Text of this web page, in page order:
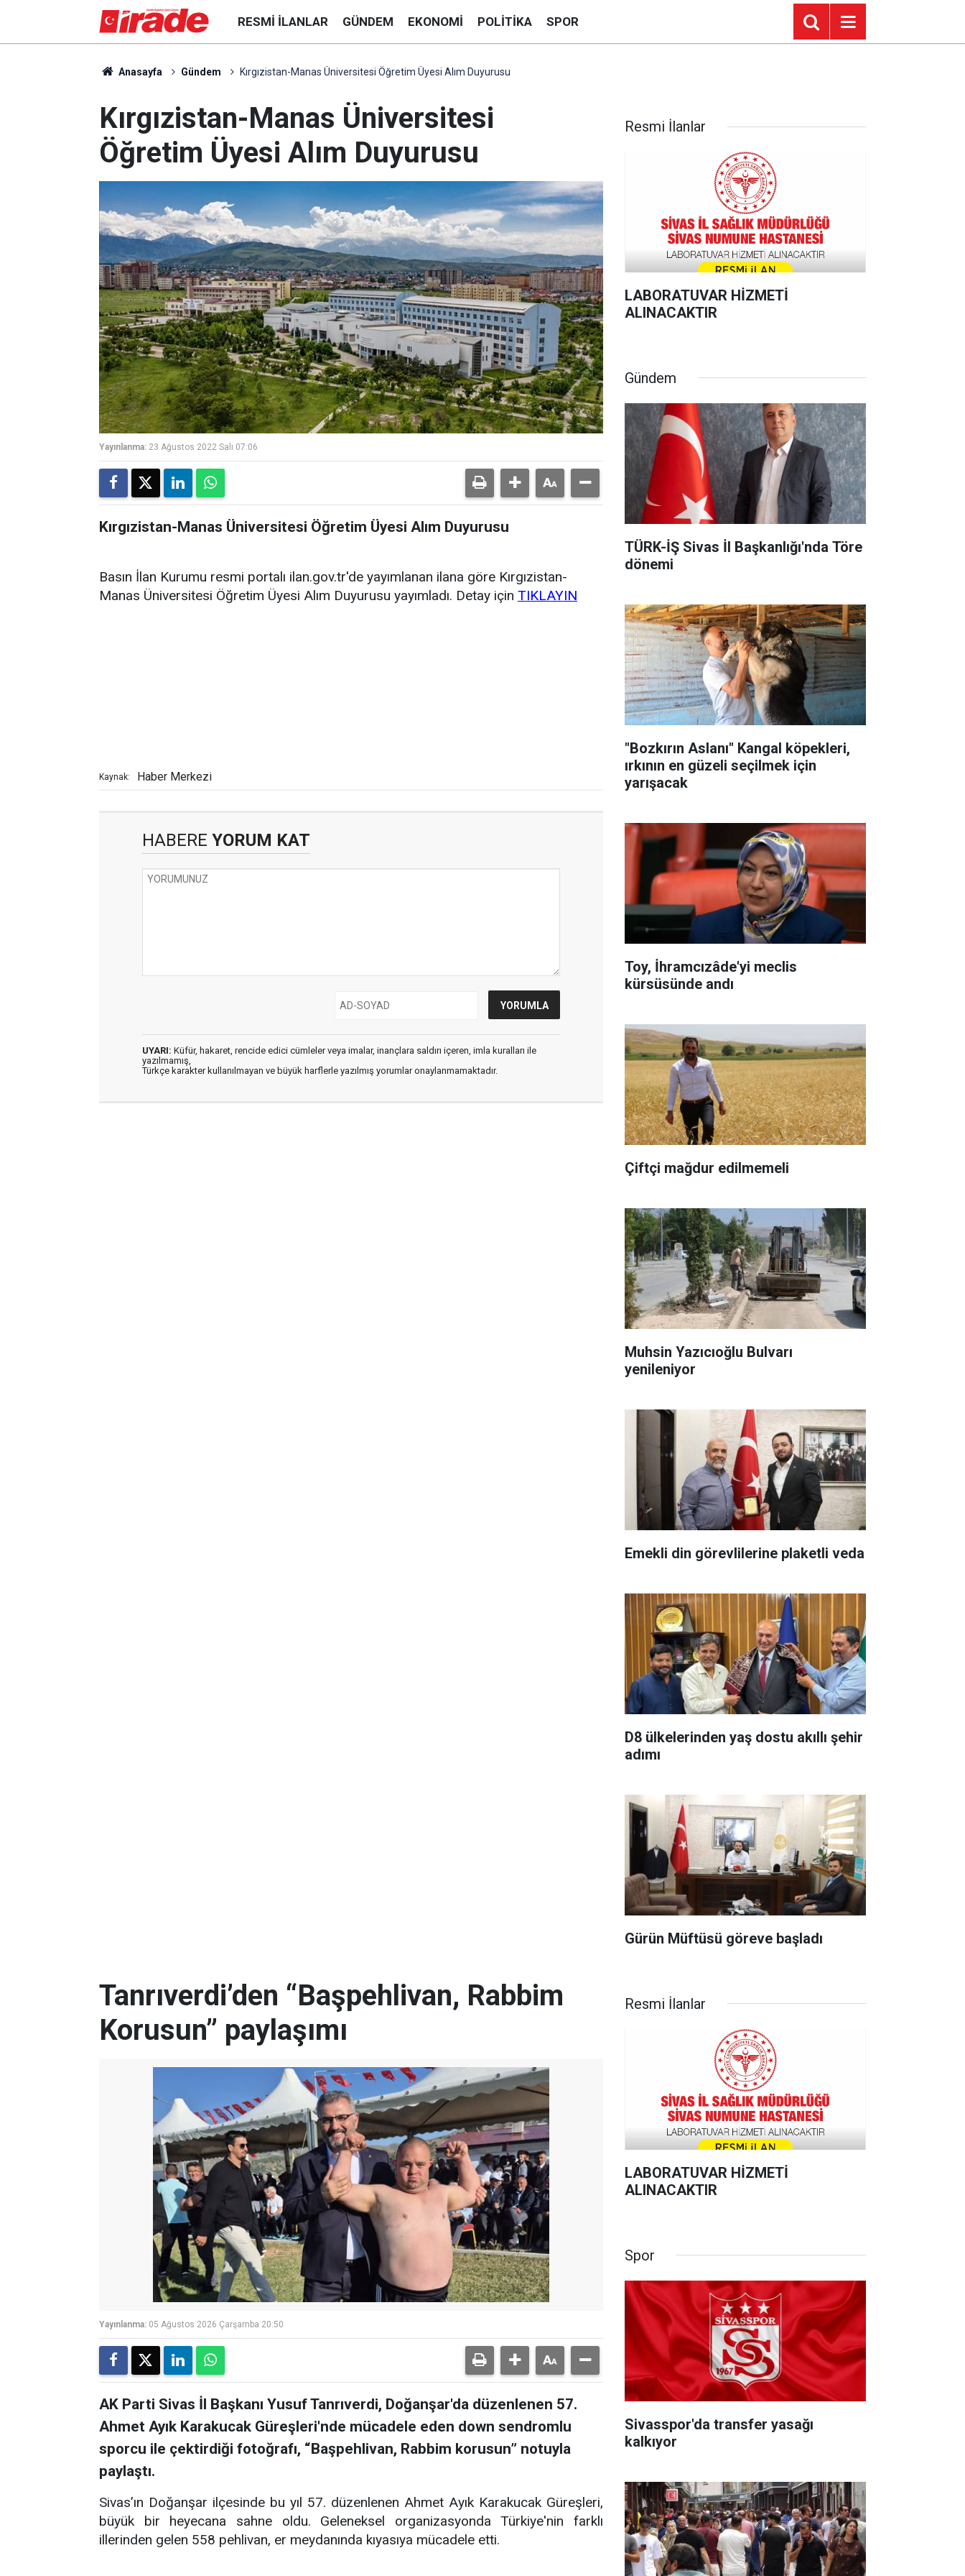
RESMI İLANLAR GÜNDEM EKONOMI POLITIKA SPOR
Anasayfa Gündem Kırgızistan-Manas Üniversitesi Öğretim Üyesi Alım Duyurusu
Kırgızistan-Manas Üniversitesi
Öğretim Üyesi Alım Duyurusu
Yayınlanma: 23 Ağustos 2022 Salı 07:06
Kırgızistan-Manas Üniversitesi Öğretim Üyesi Alım Duyurusu
Basın İlan Kurumu resmi portalı ilan.gov.tr'de yayımlanan ilana göre Kırgızistan-
Manas Üniversitesi Öğretim Üyesi Alım Duyurusu yayımladı. Detay için TIKLAYIN
Kaynak: Haber Merkezi
HABERE YORUM KAT
UYARI: Küfür, hakaret, rencide edici cümleler veya imalar, inançlara saldırı içeren, imla kuralları ile
yazılmamış,
Türkçe karakter kullanılmayan ve büyük harflerle yazılmış yorumlar onaylanmamaktadır.
Resmi İlanlar
LABORATUVAR HİZMETİ
ALINACAKTIR
Gündem
TÜRK-İŞ Sivas İl Başkanlığı'nda Töre
dönemi
"Bozkırın Aslanı" Kangal köpekleri,
ırkının en güzeli seçilmek için
yarışacak
Toy, İhramcızâde'yi meclis
kürsüsünde andı
Çiftçi mağdur edilmemeli
Muhsin Yazıcıoğlu Bulvarı
yenileniyor
Emekli din görevlilerine plaketli veda
D8 ülkelerinden yaş dostu akıllı şehir
adımı
Gürün Müftüsü göreve başladı
Tanrıverdi’den “Başpehlivan, Rabbim
Korusun” paylaşımı
Yayınlanma: 05 Ağustos 2026 Çarşamba 20:50
AK Parti Sivas İl Başkanı Yusuf Tanrıverdi, Doğanşar'da düzenlenen 57.
Ahmet Ayık Karakucak Güreşleri'nde mücadele eden down sendromlu
sporcu ile çektirdiği fotoğrafı, “Başpehlivan, Rabbim korusun” notuyla
paylaştı.
Sivas’ın Doğanşar ilçesinde bu yıl 57. düzenlenen Ahmet Ayık Karakucak Güreşleri,
büyük bir heyecana sahne oldu. Geleneksel organizasyonda Türkiye'nin farklı
illerinden gelen 558 pehlivan, er meydanında kıyasıya mücadele etti.
Resmi İlanlar
LABORATUVAR HİZMETİ
ALINACAKTIR
Spor
Sivasspor'da transfer yasağı
kalkıyor